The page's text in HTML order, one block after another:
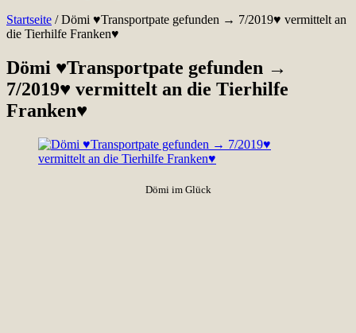
Startseite /Dömi ♥Transportpate gefunden → 7/2019♥ vermittelt an
die Tierhilfe Franken♥
Dömi ♥Transportpate gefunden →
7/2019♥ vermittelt an die Tierhilfe
Franken♥
Dömi im Glück